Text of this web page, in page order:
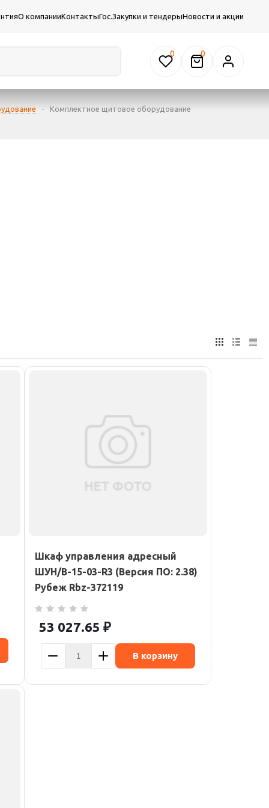
О компанииКонтактыГос.Закупки и тендерыНовости и акции
0
- Комплектное щитовое оборудование
Шкаф управления адресный
ШУН/В-15-03-R3 (Версия ПО: 2.38)
Рубеж Rbz-372119
53 027.65 ₽
В корзину